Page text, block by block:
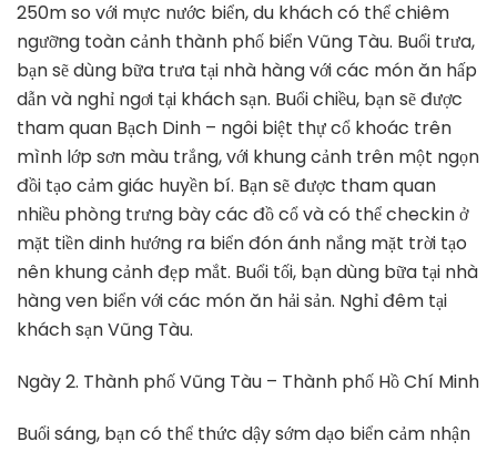
250m so với mực nước biển, du khách có thể chiêm
ngưỡng toàn cảnh thành phố biển Vũng Tàu. Buổi trưa,
bạn sẽ dùng bữa trưa tại nhà hàng với các món ăn hấp
dẫn và nghỉ ngơi tại khách sạn. Buổi chiều, bạn sẽ được
tham quan Bạch Dinh – ngôi biệt thự cổ khoác trên
mình lớp sơn màu trắng, với khung cảnh trên một ngọn
đồi tạo cảm giác huyền bí. Bạn sẽ được tham quan
nhiều phòng trưng bày các đồ cổ và có thể checkin ở
mặt tiền dinh hướng ra biển đón ánh nắng mặt trời tạo
nên khung cảnh đẹp mắt. Buổi tối, bạn dùng bữa tại nhà
hàng ven biển với các món ăn hải sản. Nghỉ đêm tại
khách sạn Vũng Tàu.
Ngày 2. Thành phố Vũng Tàu – Thành phố Hồ Chí Minh
Buổi sáng, bạn có thể thức dậy sớm dạo biển cảm nhận